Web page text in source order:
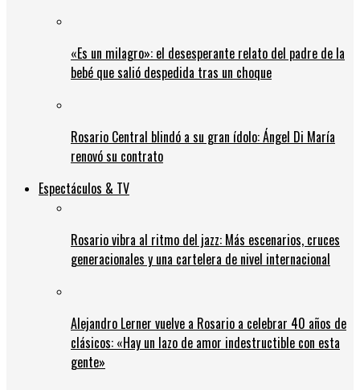
«Es un milagro»: el desesperante relato del padre de la
bebé que salió despedida tras un choque
Rosario Central blindó a su gran ídolo: Ángel Di María
renovó su contrato
Espectáculos & TV
Rosario vibra al ritmo del jazz: Más escenarios, cruces
generacionales y una cartelera de nivel internacional
Alejandro Lerner vuelve a Rosario a celebrar 40 años de
clásicos: «Hay un lazo de amor indestructible con esta
gente»